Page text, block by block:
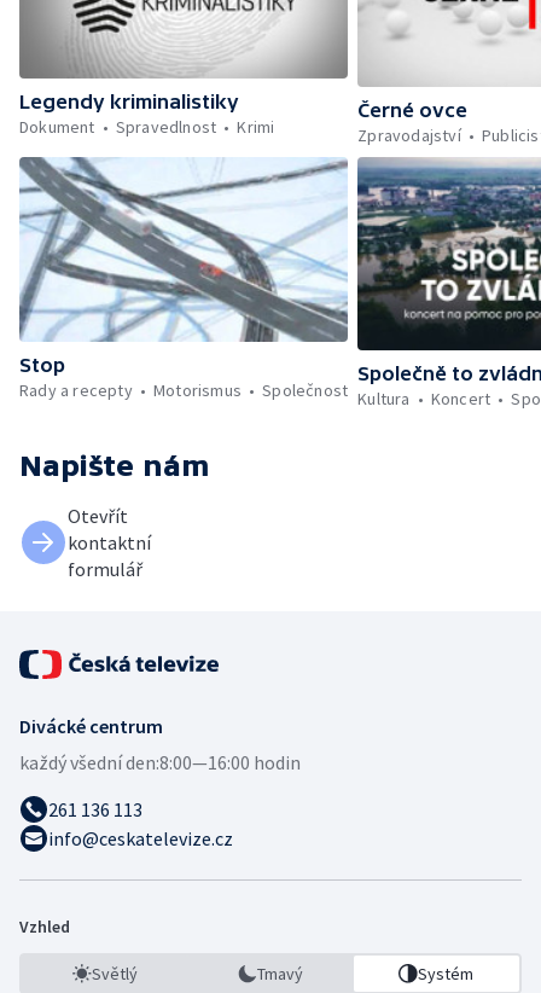
Legendy kriminalistiky
Dokument
Spravedlnost Krimi
Černé ovce
Zpravodajství
Stop
Rady a recepty
Motorismus Společnost
Společně to
Kultura
Koncert
Napište nám
Otevřít
kontaktní
formulář
Divácké centrum
každý všední den:8:00—16:00 hodin
261 136 113
info@ceskatelevize.cz
Vzhled
Světlý Tmavý Systém